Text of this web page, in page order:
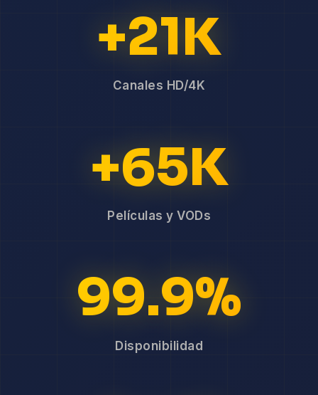
+21K
Canales HD/4K
+65K
Películas y VODs
99.9%
Disponibilidad